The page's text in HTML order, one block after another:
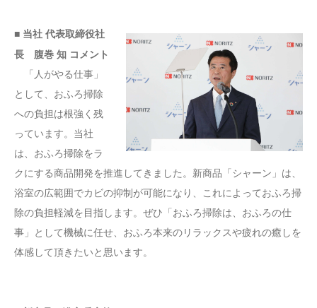
■ 当社 代表取締役社
長 腹巻 知 コメント
「人がやる仕事」
として、おふろ掃除
への負担は根強く残
っています。当社
は、おふろ掃除をラ
クにする商品開発を推進してきました。新商品「シャーン」は、
浴室の広範囲でカビの抑制が可能になり、これによっておふろ掃
除の負担軽減を目指します。ぜひ「おふろ掃除は、おふろの仕
事」として機械に任せ、おふろ本来のリラックスや疲れの癒しを
体感して頂きたいと思います。